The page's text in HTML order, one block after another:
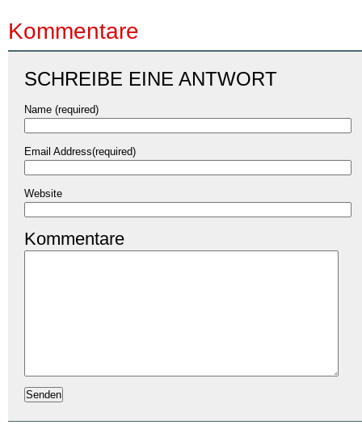
Kommentare
SCHREIBE EINE ANTWORT
Name (required)
Email Address(required)
Website
Kommentare